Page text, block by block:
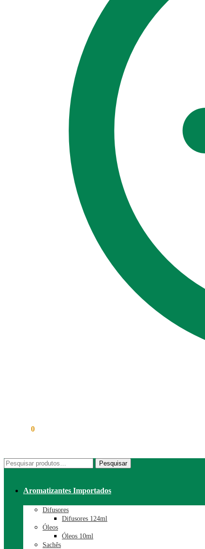
0
Pesquisar
por:
Pesquisar
Aromatizantes Importados
Difusores
Difusores 124ml
Óleos
Óleos 10ml
Sachês